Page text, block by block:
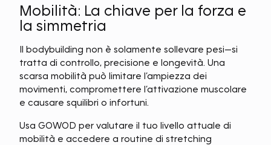
Mobilità: La chiave per la forza e
la simmetria
Il bodybuilding non è solamente sollevare pesi—si
tratta di controllo, precisione e longevità. Una
scarsa mobilità può limitare l’ampiezza dei
movimenti, compromettere l’attivazione muscolare
e causare squilibri o infortuni.
Usa GOWOD per valutare il tuo livello attuale di
mobilità e accedere a routine di stretching